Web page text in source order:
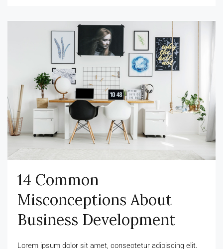
14 Common
Misconceptions About
Business Development
Lorem ipsum dolor sit amet, consectetur adipiscing elit.